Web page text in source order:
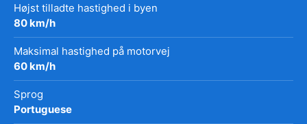
Højst tilladte hastighed i byen
80 km/h
Maksimal hastighed på motorvej
60 km/h
Sprog
Portuguese